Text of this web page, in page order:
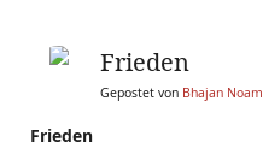
Frieden
Gepostet von Bhajan Noam
Frieden